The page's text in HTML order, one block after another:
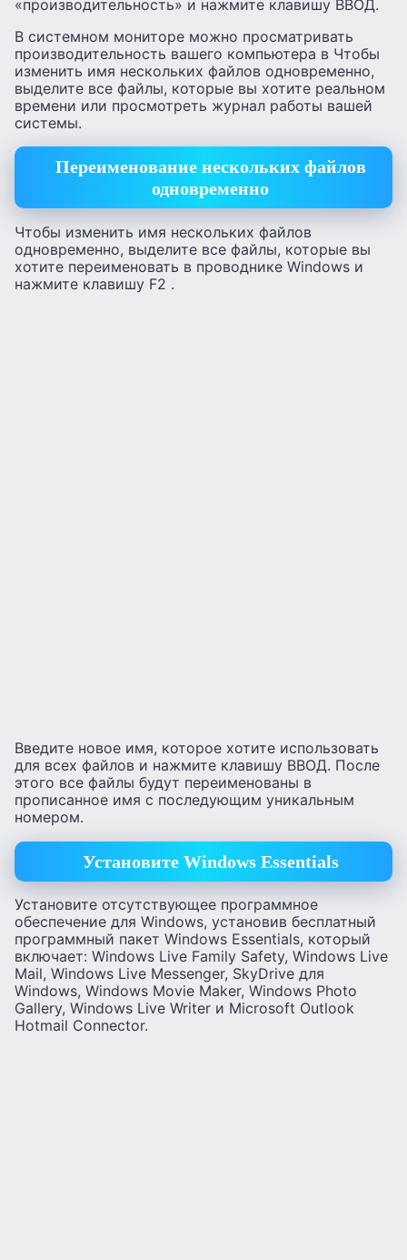
«производительность» и нажмите клавишу ВВОД.
В системном мониторе можно просматривать
производительность вашего компьютера в Чтобы
изменить имя нескольких файлов одновременно,
выделите все файлы, которые вы хотите реальном
времени или просмотреть журнал работы вашей
системы.
Переименование нескольких файлов
одновременно
Чтобы изменить имя нескольких файлов
одновременно, выделите все файлы, которые вы
хотите переименовать в проводнике Windows и
нажмите клавишу F2 .
Введите новое имя, которое хотите использовать
для всех файлов и нажмите клавишу ВВОД. После
этого все файлы будут переименованы в
прописанное имя с последующим уникальным
номером.
Установите Windows Essentials
Установите отсутствующее программное
обеспечение для Windows, установив бесплатный
программный пакет Windows Essentials, который
включает: Windows Live Family Safety, Windows Live
Mail, Windows Live Messenger, SkyDrive для
Windows, Windows Movie Maker, Windows Photo
Gallery, Windows Live Writer и Microsoft Outlook
Hotmail Connector.